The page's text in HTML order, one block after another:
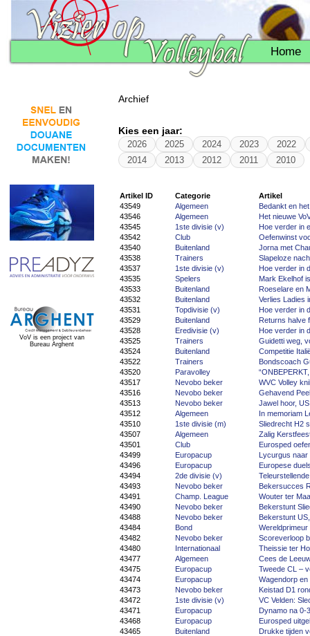
Home
VoV is een project van
Bureau Arghent
Archief
Kies een jaar:
2026 2025 2024 2023
2022
2014
2013 2012 2011 2010
Artikel ID Categorie
Artikel
43549
Algemeen
Bedankt en
43546
Algemeen
Het nieuwe
43545
1ste divisie (v)
Hoe verder in
43542
Club
Oefenwinst
43540
Buitenland
Jorna met
43538
Trainers
Slapeloze
43537
1ste divisie (v)
Hoe verder in
43535
Spelers
Mark Ekelhof
43533
Buitenland
Roeselare en
43532
Buitenland
Verlies Ladies
43531
Topdivisie (v)
Hoe verder in
43529
Buitenland
Returns halve
43528
Eredivisie (v)
Hoe verder in
43525
Trainers
Guidetti weg,
43524
Buitenland
Competitie
43522
Trainers
Bondscoach
43520
Paravolley
43517
Nevobo beker
WVC Volley
43516
Nevobo beker
Gehavend
43513
Nevobo beker
Jawel hoor,
43512
Algemeen
In memoriam
43510
1ste divisie (m)
Sliedrecht H2
43507
Algemeen
Zalig
43501
Club
Eurosped
43499
Europacup
Lycurgus naar
43496
Europacup
Europese
43494
2de divisie (v)
43493
Nevobo beker
Bekersucces
43491
Champ. League
Wouter ter
43490
Nevobo beker
Bekerstunt
43488
Nevobo beker
Bekerstunt
43484
Bond
43482
Nevobo beker
Scoreverloop
43480
Internationaal
Theissie ter
43477
Algemeen
Cees de
43475
Europacup
Tweede CL –
43474
Europacup
Wagendorp
43473
Nevobo beker
Keistad D1
43472
1ste divisie (v)
VC Velden:
43471
Europacup
Dynamo na 0-
43468
Europacup
Eurosped
43465
Buitenland
Drukke tijden